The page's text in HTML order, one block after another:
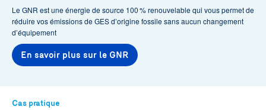
Le GNR est une énergie de source 100 % renouvelable qui vous permet de
réduire vos émissions de GES d’origine fossile sans aucun changement
d’équipement
En savoir plus sur le GNR
Cas pratique